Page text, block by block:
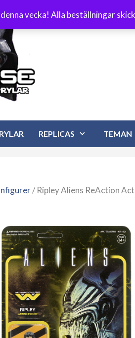
vecka! Alla beställningar
Frakt 89 kr
REPLICAS TEMAN
/ Ripley Aliens ReAction